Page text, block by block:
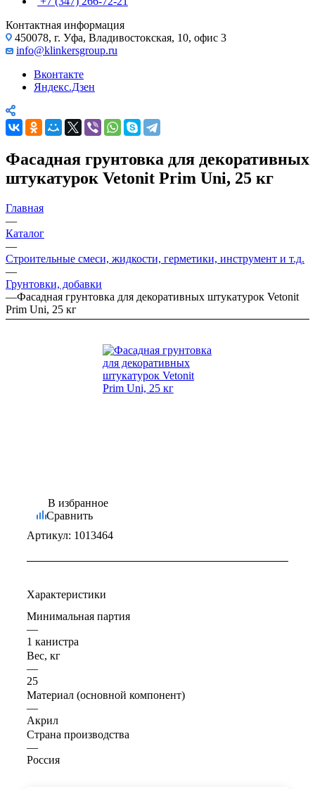
Контактная информация
450078, г. Уфа, Владивостокская, 10, офис 3
info@klinkersgroup.ru
Вконтакте
Яндекс.Дзен
Фасадная грунтовка для декоративных
штукатурок Vetonit Prim Uni, 25 кг
Главная
—
Каталог
—
Строительные смеси, жидкости, герметики, инструмент и т.д.
—
Грунтовки, добавки
—Фасадная грунтовка для декоративных штукатурок Vetonit
Prim Uni, 25 кг
В избранное
Сравнить
Артикул: 1013464
Характеристики
Минимальная партия
—
1 канистра
Вес, кг
—
25
Материал (основной компонент)
—
Акрил
Страна производства
—
Россия